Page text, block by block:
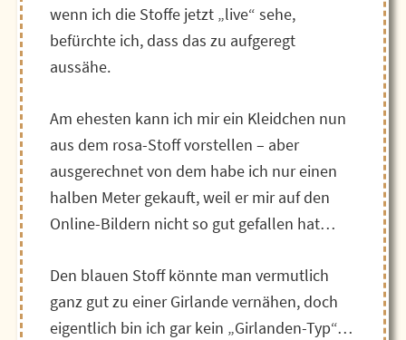
wenn ich die Stoffe jetzt „live“ sehe,
befürchte ich, dass das zu aufgeregt
aussähe.
Am ehesten kann ich mir ein Kleidchen nun
aus dem rosa-Stoff vorstellen – aber
ausgerechnet von dem habe ich nur einen
halben Meter gekauft, weil er mir auf den
Online-Bildern nicht so gut gefallen hat…
Den blauen Stoff könnte man vermutlich
ganz gut zu einer Girlande vernähen, doch
eigentlich bin ich gar kein „Girlanden-Typ“…